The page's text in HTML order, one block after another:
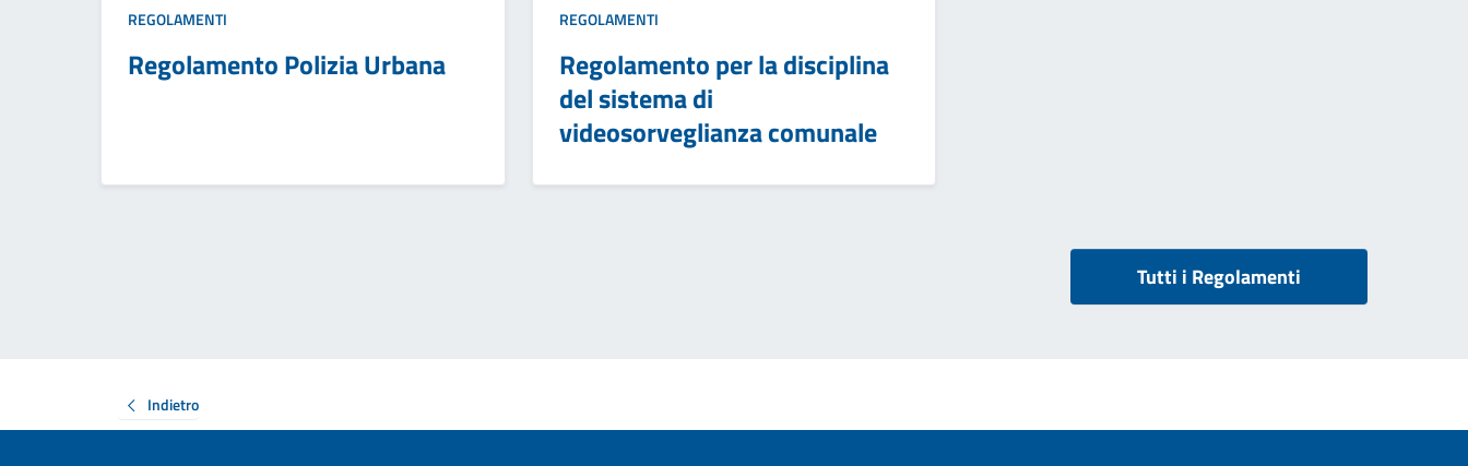
REGOLAMENTI
Regolamento Polizia Urbana
REGOLAMENTI
Regolamento per la disciplina
del sistema di
videosorveglianza comunale
Tutti i Regolamenti
Indietro